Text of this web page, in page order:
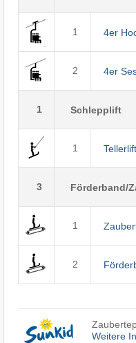
1 4er
2 4er
1 Schlepplift
1 Tellerlift
3 Förderband/
1
2
Weitere